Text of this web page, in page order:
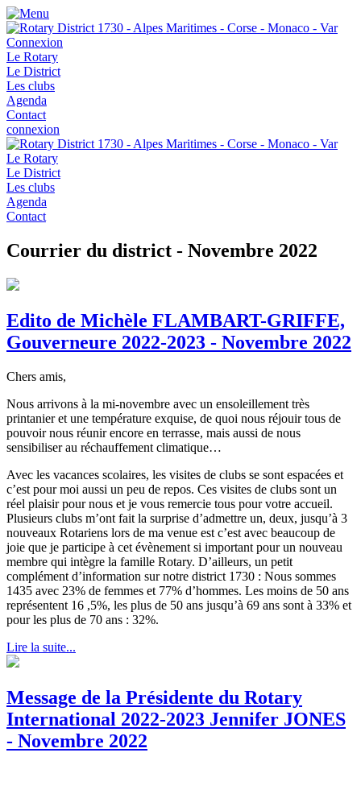
Connexion
Le Rotary
Le District
Les clubs
Agenda
Contact
connexion
Le Rotary
Le District
Les clubs
Agenda
Contact
Courrier du district - Novembre 2022
Edito de Michèle FLAMBART-GRIFFE,
Gouverneure 2022-2023 - Novembre 2022
Chers amis,
Nous arrivons à la mi-novembre avec un ensoleillement très
printanier et une température exquise, de quoi nous réjouir tous de
pouvoir nous réunir encore en terrasse, mais aussi de nous
sensibiliser au réchauffement climatique…
Avec les vacances scolaires, les visites de clubs se sont espacées et
c’est pour moi aussi un peu de repos. Ces visites de clubs sont un
réel plaisir pour nous et je vous remercie tous pour votre accueil.
Plusieurs clubs m’ont fait la surprise d’admettre un, deux, jusqu’à 3
nouveaux Rotariens lors de ma venue est c’est avec beaucoup de
joie que je participe à cet évènement si important pour un nouveau
membre qui intègre la famille Rotary. D’ailleurs, un petit
complément d’information sur notre district 1730 : Nous sommes
1435 avec 23% de femmes et 77% d’hommes. Les moins de 50 ans
représentent 16 ,5%, les plus de 50 ans jusqu’à 69 ans sont à 33% et
pour les plus de 70 ans : 32%.
Lire la suite...
Message de la Présidente du Rotary
International 2022-2023 Jennifer JONES
- Novembre 2022